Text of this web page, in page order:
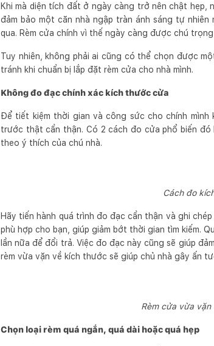
Khi mà diện tích đất ở ngày càng trở nên chật
đảm bảo một căn nhà ngập tràn ánh sáng tự
qua. Rèm cửa chính vì thế ngày càng được chú
Tuy nhiên, không phải ai cũng có thể chọn được
tránh khi chuẩn bị lắp đặt rèm cửa cho nhà mình.
Không đo đạc chính xác kích thước cửa
Để tiết kiệm thời gian và công sức cho chính
trước thật cẩn thận. Có 2 cách đo cửa phổ biến
theo ý thích của chú nhà.
Cách đo
Hãy tiến hành quá trình đo đạc cẩn thận và ghi
phù hợp cho bạn, giúp giảm bớt thời gian tìm kiếm.
lần nữa để đổi trả. Việc đo đạc này cũng sẽ giúp
rèm vừa vặn về kích thước sẽ giúp chủ nhà gây ấn
Rèm cửa vừa
Chọn loại rèm quá ngắn, quá dài hoặc quá hẹp